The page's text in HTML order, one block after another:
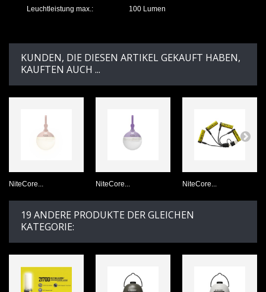
Leuchtleistung max.: 100 Lumen
KUNDEN, DIE DIESEN ARTIKEL GEKAUFT HABEN,
KAUFTEN AUCH ...
NiteCore... NiteCore... NiteCore...
19 ANDERE PRODUKTE DER GLEICHEN
KATEGORIE: